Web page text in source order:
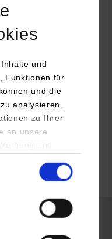
und
Funktionen für
und die
analysieren.
zu Ihrer
an unsere
und
diese
bereitgestellt
Ihrer Nutzung
628-G440